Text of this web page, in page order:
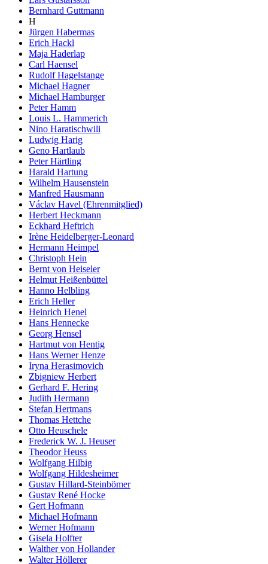
Bernhard Guttmann
H
Jürgen Habermas
Erich Hackl
Maja Haderlap
Carl Haensel
Rudolf Hagelstange
Michael Hagner
Michael Hamburger
Peter Hamm
Louis L. Hammerich
Nino Haratischwili
Ludwig Harig
Geno Hartlaub
Peter Härtling
Harald Hartung
Wilhelm Hausenstein
Manfred Hausmann
Václav Havel (Ehrenmitglied)
Herbert Heckmann
Eckhard Heftrich
Irène Heidelberger-Leonard
Hermann Heimpel
Christoph Hein
Bernt von Heiseler
Helmut Heißenbüttel
Hanno Helbling
Erich Heller
Heinrich Henel
Hans Hennecke
Georg Hensel
Hartmut von Hentig
Hans Werner Henze
Iryna Herasimovich
Zbigniew Herbert
Gerhard F. Hering
Judith Hermann
Stefan Hertmans
Thomas Hettche
Otto Heuschele
Frederick W. J. Heuser
Theodor Heuss
Wolfgang Hilbig
Wolfgang Hildesheimer
Gustav Hillard-Steinbömer
Gustav René Hocke
Gert Hofmann
Michael Hofmann
Werner Hofmann
Gisela Holfter
Walther von Hollander
Walter Höllerer